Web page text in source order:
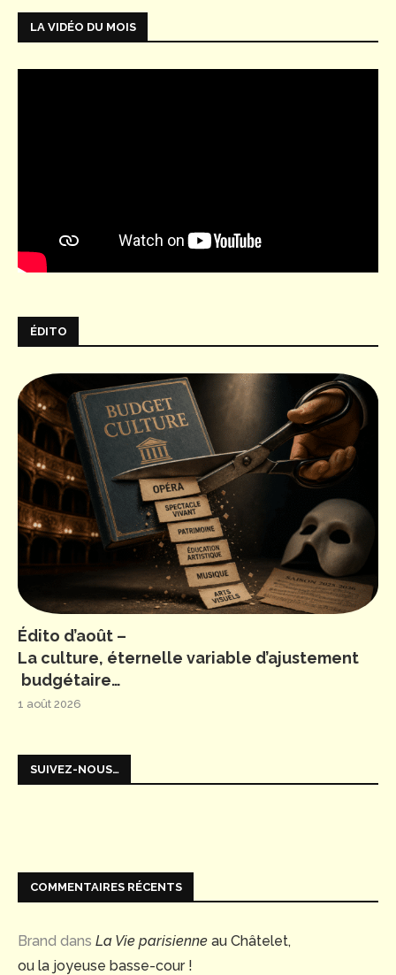
LA VIDÉO DU MOIS
ÉDITO
Édito d’août –
La culture, éternelle variable d’ajustement
budgétaire…
1 août 2026
SUIVEZ-NOUS…
COMMENTAIRES RÉCENTS
Brand dans La Vie parisienne au Châtelet,
ou la joyeuse basse-cour !